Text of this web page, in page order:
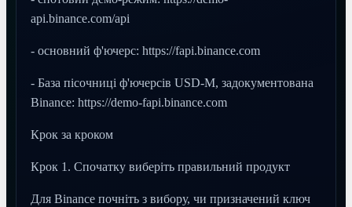
api.binance.com/api
- основний ф'ючерс: https://fapi.binance.com
- База пісочниці ф'ючерсів USD-M, задокументована
Binance: https://demo-fapi.binance.com
Крок за кроком
Крок 1. Спочатку виберіть правильний продукт
Для Binance почніть з вибору, чи призначений ключ